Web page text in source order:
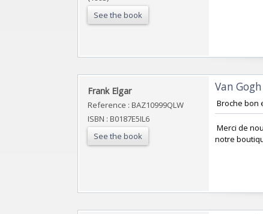
See the book
‎Frank Elgar ‎
Reference : BAZ10999QLW
ISBN : B0187E5IL6
See the book
‎Van
Broche bon
Merci de
notre